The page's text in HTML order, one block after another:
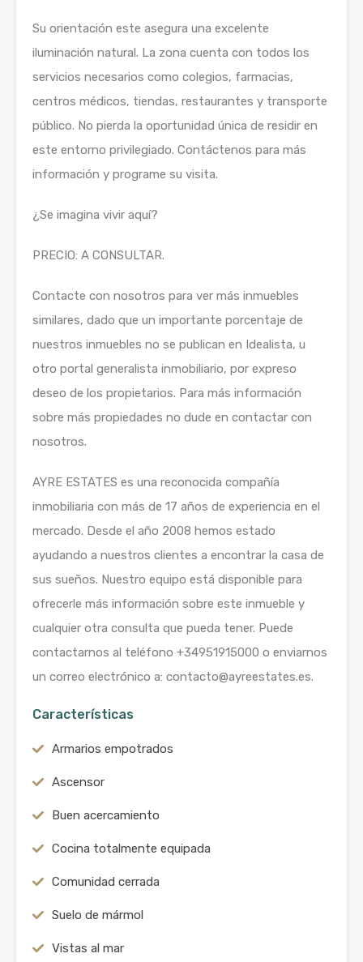
Su orientación este asegura una excelente
iluminación natural. La zona cuenta con todos los
servicios necesarios como colegios, farmacias,
centros médicos, tiendas, restaurantes y transporte
público. No pierda la oportunidad única de residir en
este entorno privilegiado. Contáctenos para más
información y programe su visita.
¿Se imagina vivir aquí?
PRECIO: A CONSULTAR.
Contacte con nosotros para ver más inmuebles
similares, dado que un importante porcentaje de
nuestros inmuebles no se publican en Idealista, u
otro portal generalista inmobiliario, por expreso
deseo de los propietarios. Para más información
sobre más propiedades no dude en contactar con
nosotros.
AYRE ESTATES es una reconocida compañía
inmobiliaria con más de 17 años de experiencia en el
mercado. Desde el año 2008 hemos estado
ayudando a nuestros clientes a encontrar la casa de
sus sueños. Nuestro equipo está disponible para
ofrecerle más información sobre este inmueble y
cualquier otra consulta que pueda tener. Puede
contactarnos al teléfono +34951915000 o enviarnos
un correo electrónico a: contacto@ayreestates.es.
Características
Armarios empotrados
Ascensor
Buen acercamiento
Cocina totalmente equipada
Comunidad cerrada
Suelo de mármol
Vistas al mar